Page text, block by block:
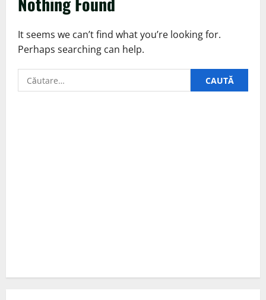
It seems we can’t find what you’re looking for.
Perhaps searching can help.
Caută
după: